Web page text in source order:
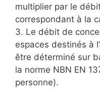
multiplier par le
correspondant à la
3. Le débit de
espaces destinés à
être déterminé sur
la norme NBN EN
personne).